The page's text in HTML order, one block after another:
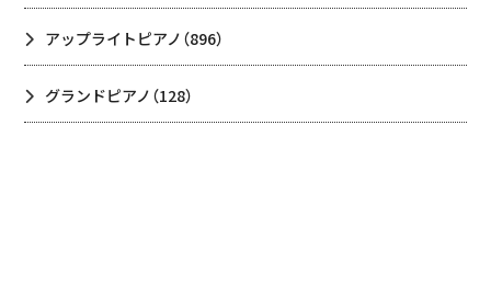
アップライトピアノ （896）
グランドピアノ （128）